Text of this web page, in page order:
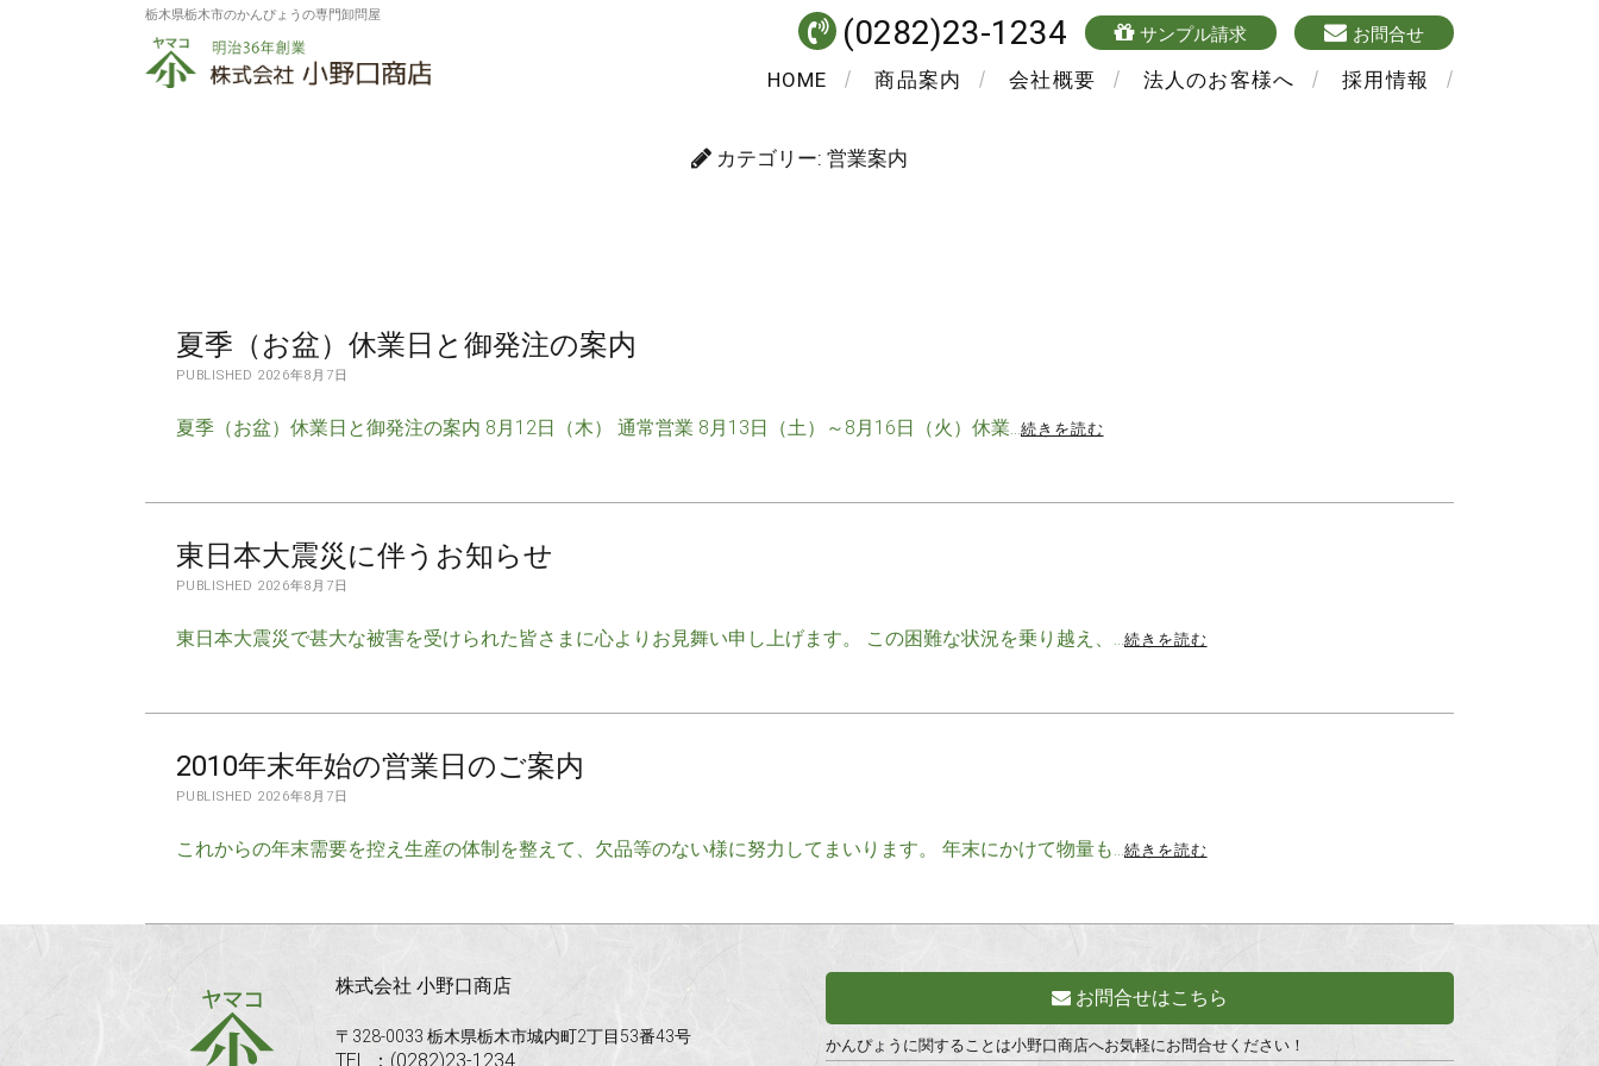
栃木県栃木市のかんぴょうの専門卸問屋
株
HOME 商品案内 会社概要 法人のお客様へ 採用情報
(0282)23-1234 sample
サンプル請求 mailform
お問合せ
カテゴリー: 営業案内
夏季（お盆）休業日と御発注の案内
PUBLISHED 2026年8月7日
夏季（お盆）休業日と御発注の案内 8月12日（木） 通常営業 8月13日（土）～8月16日（火）休業…続きを読む
東日本大震災に伴うお知らせ
PUBLISHED 2026年8月7日
東日本大震災で甚大な被害を受けられた皆さまに心よりお見舞い申し上げます。 この困難な状況を乗り越え、…続きを読む
2010年末年始の営業日のご案内
PUBLISHED 2026年8月7日
これからの年末需要を控え生産の体制を整えて、欠品等のない様に努力してまいります。 年末にかけて物量も…続きを読む
株式会社 小野口商店
〒328-0033 栃木県栃木市城内町2丁目53番43号
TEL ：(0282)23-1234
お問合せはこちら
かんぴょうに関することは小野口商店へお気軽にお問合せください！